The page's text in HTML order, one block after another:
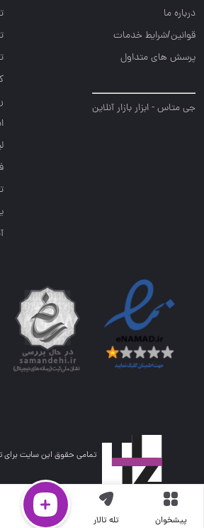
پیشخوان تله تالار
درباره ما
قوانین/شرایط خدمات
پرسش های متداول
جی متاس - ابزار بازار آنلاین
تمامی حقوق این سایت برای